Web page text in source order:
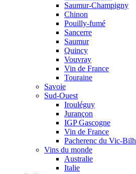
Saumur-Champigny
Chinon
Pouilly-fumé
Sancerre
Saumur
Quincy
Vouvray
Vin de France
Touraine
Savoie
Sud-Ouest
Irouléguy
Jurançon
IGP Gascogne
Vin de France
Pacherenc du Vic-Bilh
Vins du monde
Australie
Italie